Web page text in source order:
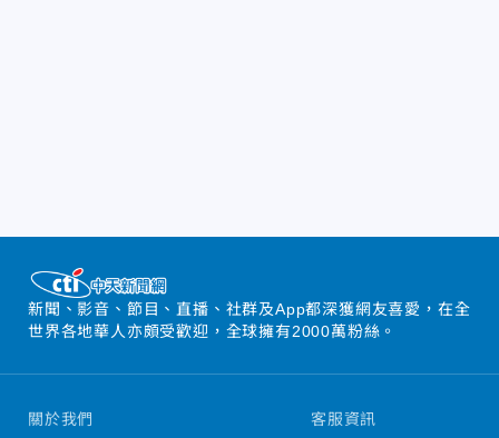
新聞、影音、節目、直播、社群及App都深獲網友喜愛，在全
世界各地華人亦頗受歡迎，全球擁有2000萬粉絲。
關於我們 客服資訊